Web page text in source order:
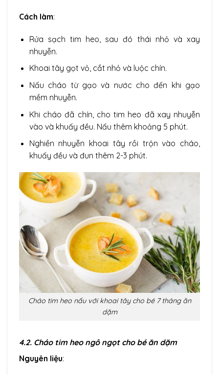
Cách làm:
Rửa sạch tim heo, sau đó thái nhỏ và xay
nhuyễn.
Khoai tây gọt vỏ, cắt nhỏ và luộc chín.
Nấu cháo từ gạo và nước cho đến khi gạo
mềm nhuyễn.
Khi cháo đã chín, cho tim heo đã xay nhuyễn
vào và khuấy đều. Nấu thêm khoảng 5 phút.
Nghiền nhuyễn khoai tây rồi trộn vào cháo,
khuấy đều và đun thêm 2-3 phút.
Cháo tim heo nấu với khoai tây cho bé 7 tháng ăn
dặm
4.2. Cháo tim heo ngô ngọt cho bé ăn dặm
Nguyên liệu: